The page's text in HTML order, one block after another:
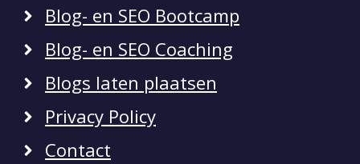
Blog- en SEO Bootcamp
Blog- en SEO Coaching
Blogs laten plaatsen
Privacy Policy
Contact